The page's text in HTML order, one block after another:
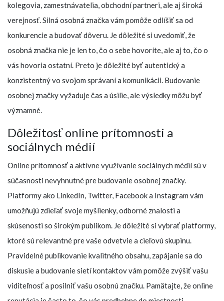
kolegovia, zamestnávatelia, obchodní partneri, ale aj široká
verejnosť. Silná osobná značka vám pomôže odlíšiť sa od
konkurencie a budovať dôveru. Je dôležité si uvedomiť, že
osobná značka nie je len to, čo o sebe hovoríte, ale aj to, čo o
vás hovoria ostatní. Preto je dôležité byť autentický a
konzistentný vo svojom správaní a komunikácii. Budovanie
osobnej značky vyžaduje čas a úsilie, ale výsledky môžu byť
významné.
Dôležitosť online prítomnosti a
sociálnych médií
Online prítomnosť a aktívne využívanie sociálnych médií sú v
súčasnosti nevyhnutné pre budovanie osobnej značky.
Platformy ako LinkedIn, Twitter, Facebook a Instagram vám
umožňujú zdieľať svoje myšlienky, odborné znalosti a
skúsenosti so širokým publikom. Je dôležité si vybrať platformy,
ktoré sú relevantné pre vaše odvetvie a cieľovú skupinu.
Pravidelné publikovanie kvalitného obsahu, zapájanie sa do
diskusie a budovanie sietí kontaktov vám pomôže zvýšiť vašu
viditeľnosť a posilniť vašu osobnú značku. Pamätajte, že online